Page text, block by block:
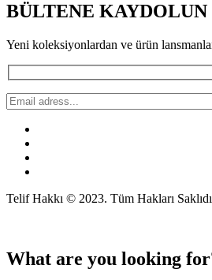
BÜLTENE KAYDOLUN
Yeni koleksiyonlardan ve ürün
Telif Hakkı © 2023. Tüm Hakları
What are you looking